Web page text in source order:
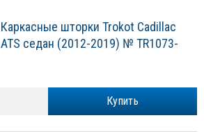
Каркасные шторки Trokot Cadillac
ATS седан (2012-2019) № TR1073-
Купить